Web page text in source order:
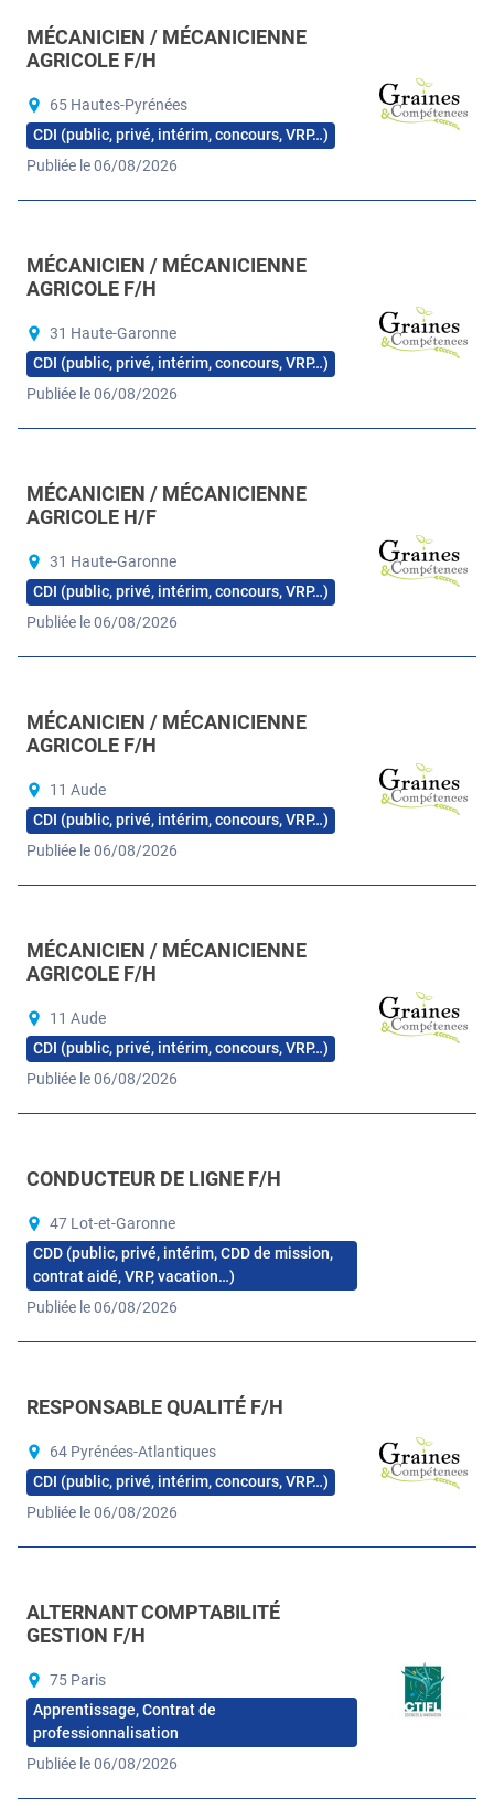
MÉCANICIEN / MÉCANICIENNE
AGRICOLE F/H
65 Hautes-Pyrénées
CDI (public, privé, intérim, concours, VRP…)
Publiée le 06/08/2026
MÉCANICIEN / MÉCANICIENNE
AGRICOLE F/H
31 Haute-Garonne
CDI (public, privé, intérim, concours, VRP…)
Publiée le 06/08/2026
MÉCANICIEN / MÉCANICIENNE
AGRICOLE H/F
31 Haute-Garonne
CDI (public, privé, intérim, concours, VRP…)
Publiée le 06/08/2026
MÉCANICIEN / MÉCANICIENNE
AGRICOLE F/H
11 Aude
CDI (public, privé, intérim, concours, VRP…)
Publiée le 06/08/2026
MÉCANICIEN / MÉCANICIENNE
AGRICOLE F/H
11 Aude
CDI (public, privé, intérim, concours, VRP…)
Publiée le 06/08/2026
CONDUCTEUR DE LIGNE F/H
47 Lot-et-Garonne
CDD (public, privé, intérim, CDD de mission,
contrat aidé, VRP, vacation…)
Publiée le 06/08/2026
RESPONSABLE QUALITÉ F/H
64 Pyrénées-Atlantiques
CDI (public, privé, intérim, concours, VRP…)
Publiée le 06/08/2026
ALTERNANT COMPTABILITÉ
GESTION F/H
75 Paris
Apprentissage, Contrat de
professionnalisation
Publiée le 06/08/2026